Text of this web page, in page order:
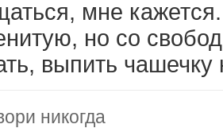
мне
но со
выпить
никогда